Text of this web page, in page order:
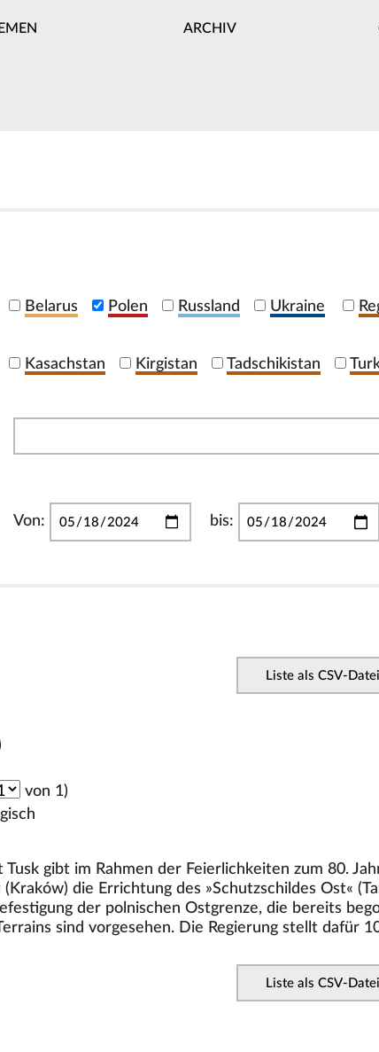
ARCHIV
Belarus Polen Russland Ukraine
Kasachstan Kirgistan Tadschikistan
Von: bis:
Liste als CSV-
von 1)
gibt im Rahmen der Feierlichkeiten zum 80.
die Errichtung des »Schutzschildes Ost«
der polnischen Ostgrenze, die bereits
sind vorgesehen. Die Regierung stellt dafür
Liste als CSV-